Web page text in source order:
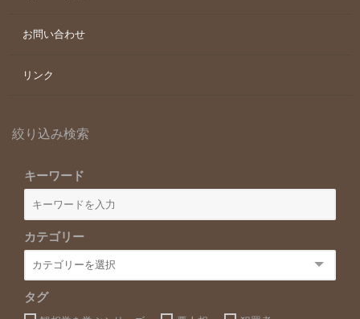
お問い合わせ
リンク
絞り込み検索
キーワード
カテゴリー
タグ